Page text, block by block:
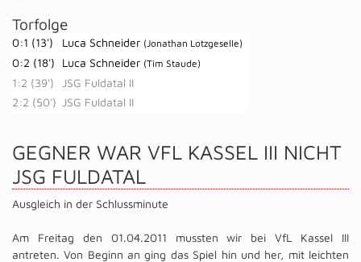
Torfolge
0:1 (13') Luca Schneider (Jonathan Lotzgeselle)
0:2 (18') Luca Schneider (Tim Staude)
1:2 (39')
JSG Fuldatal II
2:2 (50')
JSG Fuldatal II
GEGNER WAR VFL KASSEL III NICHT
JSG FULDATAL
Ausgleich in der Schlussminute
Am Freitag den 01.04.2011 mussten wir bei VfL Kassel III
antreten. Von Beginn an ging das Spiel hin und her, mit leichten